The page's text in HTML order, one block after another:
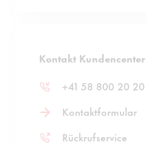
Kontakt Kundencenter
+41 58 800 20 20
Kontaktformular
Rückrufservice